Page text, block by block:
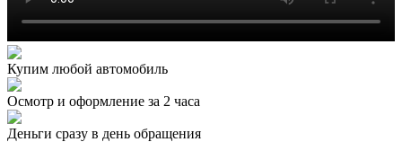
Купим любой автомобиль
Осмотр и оформление за 2 часа
Деньги сразу в день обращения